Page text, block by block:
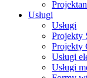
Usługi
Usługi
Projekty
Projekty
Usługi
Usługi